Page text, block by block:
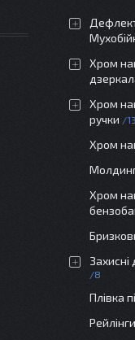
Хром
Хром
ручки
Хром
Хром
Захисні
8
Плівка
Рейлінги